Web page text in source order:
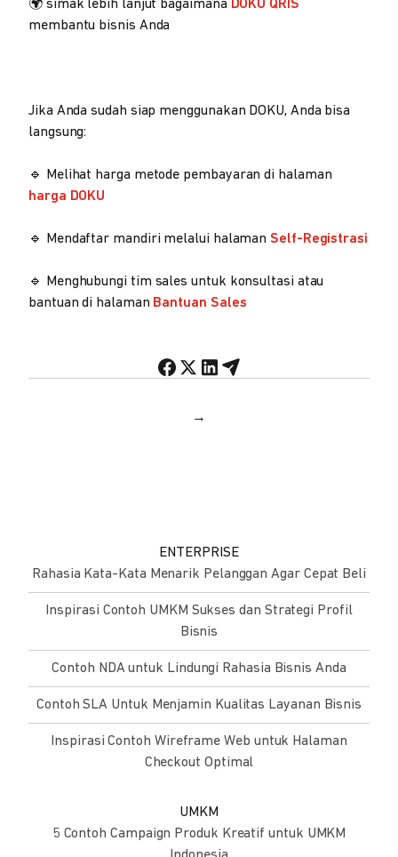
🌍 simak lebih lanjut bagaimana DOKU QRIS
membantu bisnis Anda
Jika Anda sudah siap menggunakan DOKU, Anda bisa
langsung:
🔹 Melihat harga metode pembayaran di halaman
harga DOKU
🔹 Mendaftar mandiri melalui halaman Self-Registrasi
🔹 Menghubungi tim sales untuk konsultasi atau
bantuan di halaman Bantuan Sales
→
ENTERPRISE
Rahasia Kata-Kata Menarik Pelanggan Agar Cepat Beli
Inspirasi Contoh UMKM Sukses dan Strategi Profil
Bisnis
Contoh NDA untuk Lindungi Rahasia Bisnis Anda
Contoh SLA Untuk Menjamin Kualitas Layanan Bisnis
Inspirasi Contoh Wireframe Web untuk Halaman
Checkout Optimal
UMKM
5 Contoh Campaign Produk Kreatif untuk UMKM